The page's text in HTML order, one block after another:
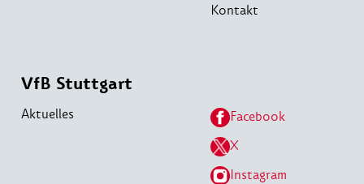
Kontakt
VfB Stuttgart
Aktuelles
Facebook
X
Instagram